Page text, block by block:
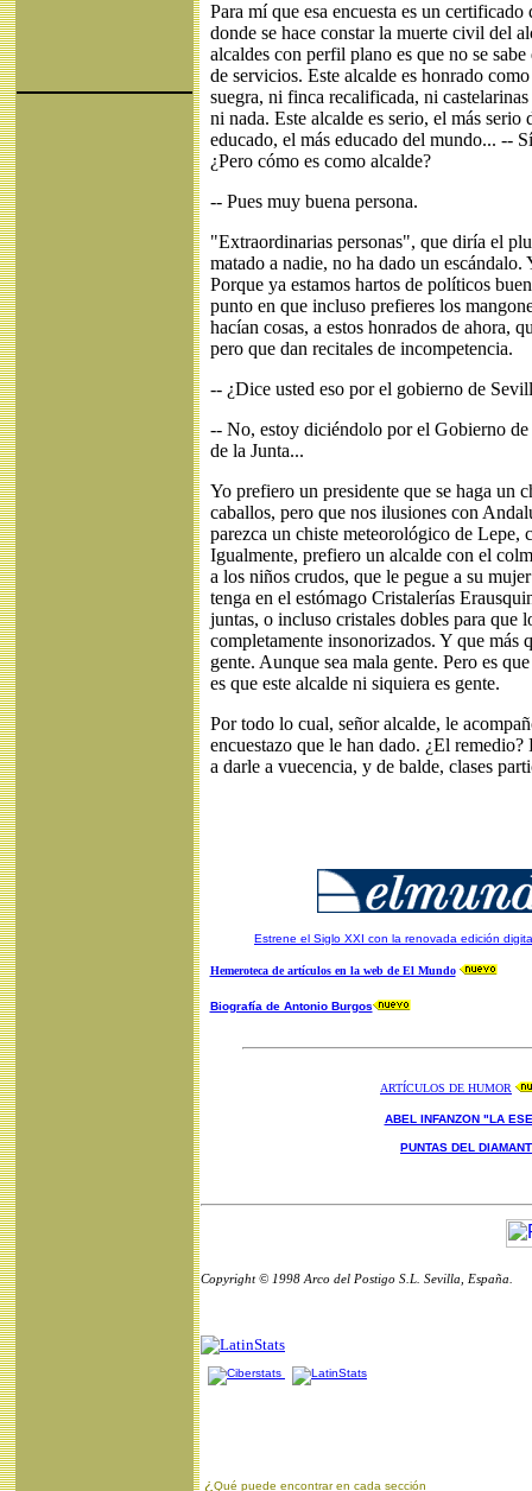
Para mí que esa encuesta es un
donde se hace constar la muerte civil del
alcaldes con perfil plano es que no se
de servicios. Este alcalde es honrado
suegra, ni finca recalificada, ni
ni nada. Este alcalde es serio, el más serio
educado, el más educado del mundo... --
¿Pero cómo es como alcalde?
-- Pues muy buena persona.
"Extraordinarias personas", que diría el
matado a nadie, no ha dado un escándalo.
Porque ya estamos hartos de políticos
punto en que incluso prefieres los
hacían cosas, a estos honrados de ahora,
pero que dan recitales de incompetencia.
-- ¿Dice usted eso por el gobierno de
-- No, estoy diciéndolo por el Gobierno
de la Junta...
Yo prefiero un presidente que se haga un
caballos, pero que nos ilusiones con
parezca un chiste meteorológico de Lepe,
Igualmente, prefiero un alcalde con el
a los niños crudos, que le pegue a su
tenga en el estómago Cristalerías
juntas, o incluso cristales dobles para que
completamente insonorizados. Y que más
gente. Aunque sea mala gente. Pero es
es que este alcalde ni siquiera es gente.
Por todo lo cual, señor alcalde, le
encuestazo que le han dado. ¿El
a darle a vuecencia, y de balde, clases
Estrene el Siglo XXI con la renovada edición
Hemeroteca de artículos en la web de El Mundo
Biografía de Antonio Burgos
ARTÍCULOS DE HUMOR
ABEL INFANZON "LA
PUNTAS DEL
Copyright © 1998 Arco del Postigo S.L. Sevilla, España.
¿ Qué puede encontrar en cada sección